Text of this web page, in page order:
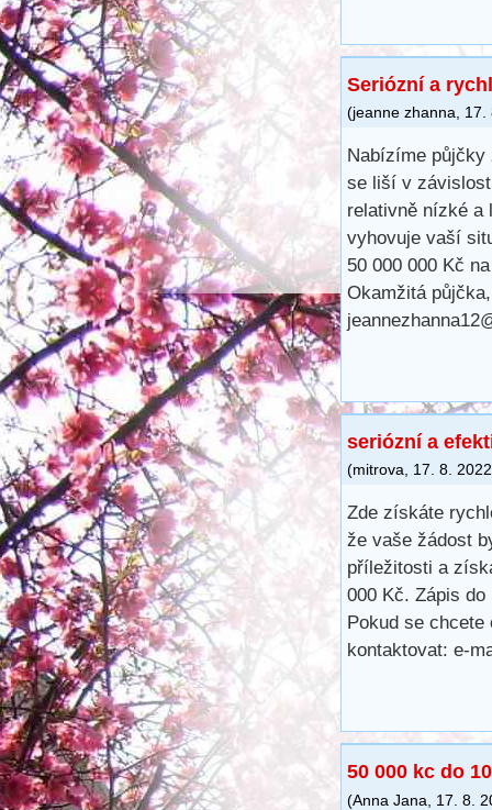
Seriózní a
(jeanne zhanna, 17.
Nabízíme
se liší v
relativně nízké a
vyhovuje vaší
50 000 000 Kč
Okamžitá
seriózní a
(mitrova, 17. 8. 2022
Zde získáte
že vaše žádost
příležitosti a
000 Kč. Zápis
Pokud se
kontaktovat: e-
50 000 kc do
(Anna Jana 17. 8.